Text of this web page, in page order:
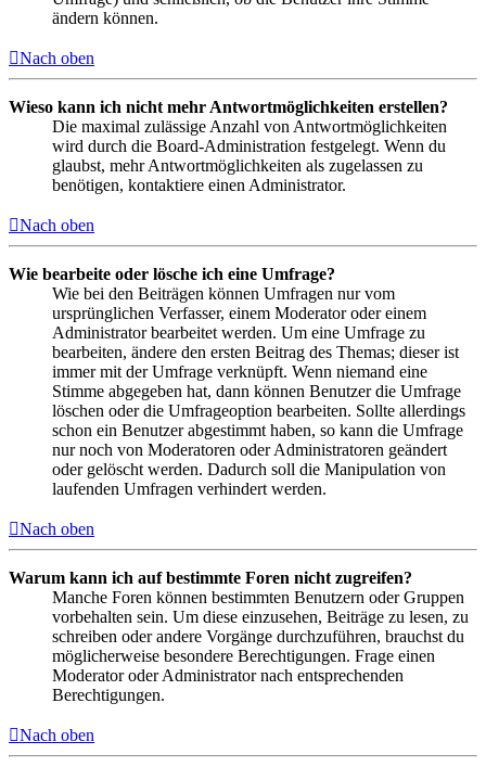
ändern können.
Nach oben
Wieso kann ich nicht mehr Antwortmöglichkeiten erstellen?
Die maximal zulässige Anzahl von Antwortmöglichkeiten
wird durch die Board-Administration festgelegt. Wenn du
glaubst, mehr Antwortmöglichkeiten als zugelassen zu
benötigen, kontaktiere einen Administrator.
Nach oben
Wie bearbeite oder lösche ich eine Umfrage?
Wie bei den Beiträgen können Umfragen nur vom
ursprünglichen Verfasser, einem Moderator oder einem
Administrator bearbeitet werden. Um eine Umfrage zu
bearbeiten, ändere den ersten Beitrag des Themas; dieser ist
immer mit der Umfrage verknüpft. Wenn niemand eine
Stimme abgegeben hat, dann können Benutzer die Umfrage
löschen oder die Umfrageoption bearbeiten. Sollte allerdings
schon ein Benutzer abgestimmt haben, so kann die Umfrage
nur noch von Moderatoren oder Administratoren geändert
oder gelöscht werden. Dadurch soll die Manipulation von
laufenden Umfragen verhindert werden.
Nach oben
Warum kann ich auf bestimmte Foren nicht zugreifen?
Manche Foren können bestimmten Benutzern oder Gruppen
vorbehalten sein. Um diese einzusehen, Beiträge zu lesen, zu
schreiben oder andere Vorgänge durchzuführen, brauchst du
möglicherweise besondere Berechtigungen. Frage einen
Moderator oder Administrator nach entsprechenden
Berechtigungen.
Nach oben